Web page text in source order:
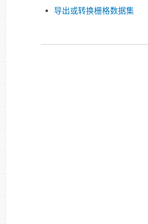
导出或转换栅格数据集